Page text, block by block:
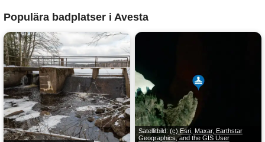
Populära badplatser i Avesta
Satellitbild: (c) Esri, Maxar, Earthstar
Geographics, and the GIS User